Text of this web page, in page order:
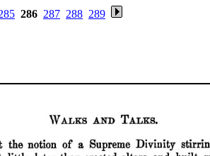
286 287 288 289